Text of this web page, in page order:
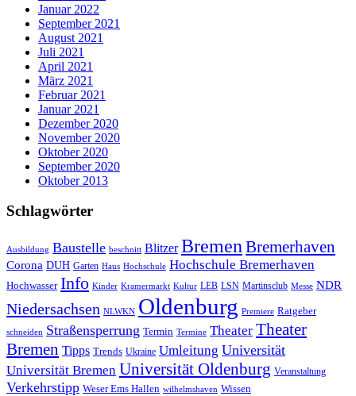
Januar 2022
September 2021
August 2021
Juli 2021
April 2021
März 2021
Februar 2021
Januar 2021
Dezember 2020
November 2020
Oktober 2020
September 2020
Oktober 2013
Schlagwörter
Ausbildung Baustelle beschnitt Blitzer Bremen Bremerhaven
Corona DUH Garten Haus Hochschule Hochschule Bremerhaven
Hochwasser Info Kinder Kramermarkt Kultur LEB LSN Martinsclub Messe NDR
Niedersachsen NLWKN Oldenburg Premiere Ratgeber
schneiden Straßensperrung Termin Termine Theater Theater
Bremen Tipps Trends Ukraine Umleitung Universität
Universität Bremen Universität Oldenburg Veranstaltung
Verkehrstipp Weser Ems Hallen wilhelmshaven Wissen